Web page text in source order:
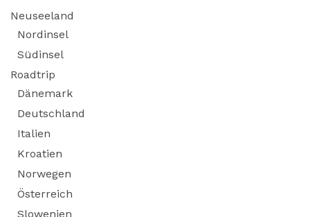
Neuseeland
Nordinsel
Südinsel
Roadtrip
Dänemark
Deutschland
Italien
Kroatien
Norwegen
Österreich
Slowenien